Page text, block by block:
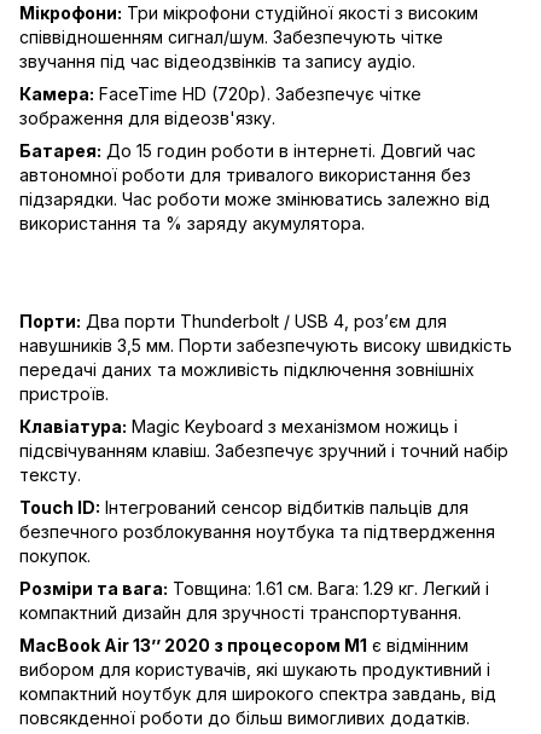
Мікрофони: Три мікрофони студійної якості з високим
співвідношенням сигнал/шум. Забезпечують чітке
звучання під час відеодзвінків та запису аудіо.
Камера: FaceTime HD (720p). Забезпечує чітке
зображення для відеозв'язку.
Батарея: До 15 годин роботи в інтернеті. Довгий час
автономної роботи для тривалого використання без
підзарядки. Час роботи може змінюватись залежно від
використання та % заряду акумулятора.
Порти: Два порти Thunderbolt / USB 4, роз’єм для
навушників 3,5 мм. Порти забезпечують високу швидкість
передачі даних та можливість підключення зовнішніх
пристроїв.
Клавіатура: Magic Keyboard з механізмом ножиць і
підсвічуванням клавіш. Забезпечує зручний і точний набір
тексту.
Touch ID: Інтегрований сенсор відбитків пальців для
безпечного розблокування ноутбука та підтвердження
покупок.
Розміри та вага: Товщина: 1.61 см. Вага: 1.29 кг. Легкий і
компактний дизайн для зручності транспортування.
MacBook Air 13’’ 2020 з процесором M1 є відмінним
вибором для користувачів, які шукають продуктивний і
компактний ноутбук для широкого спектра завдань, від
повсякденної роботи до більш вимогливих додатків.